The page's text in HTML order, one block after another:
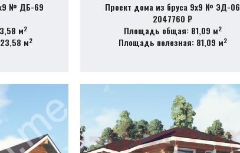
№ ДБ-69
м2
м2
Проект дома из бруса 9х9 № ЭД-06
2047760 ₽
Площадь общая: 81,09 м2
Площадь полезная: 81,09 м2